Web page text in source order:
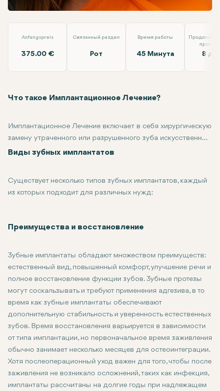
Anfangspreis
375.00 €
Связанный раздел
Рот
Время работы
45 Минута 8
Что такое Имплантационное Лечение?
Имплантационное Лечение включает в себя хирургическую
замену утраченного или разрушенного зуба искусственным
имплантатом. Зубной имплантат - это небольшая титановая
протеза. Со временем, благодаря процессу, называемому
остеоинтеграцией, кость интегрируется в имплантат,
пациентов, которые потеряли зубы из-за травм, кариеса
долговременное, естественное решение проблемы.
Виды зубных имплантатов
Существует несколько типов зубных имплантатов, каждый
из которых подходит для различных нужд:
Поднадкостничные имплантаты: они устанавливаются под
Преимущества и восстановление
Зубные имплантаты обладают множеством преимуществ:
естественный вид, повышенный комфорт, улучшение речи и
полное восстановление функции зубов. Зубные протезы
могут соскальзывать и требуют применения адгезива, в то
время как зубные имплантаты обеспечивают
дополнительную стабильность и уверенность естественных
зубов. Время восстановления варьируется в зависимости
от типа имплантации, но первоначальное время заживления
обычно занимает несколько месяцев для остеоинтеграции.
Хотя послеоперационный уход важен для того, чтобы после
заживления не возникало осложнений, таких как инфекция,
имплантаты рассчитаны на долгие годы при надлежащем